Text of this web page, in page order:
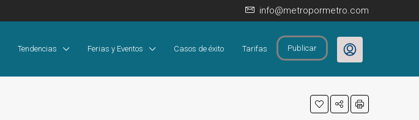
info@metropormetro.com
Tendencias Ferias y Eventos Casos de éxito Tarifas Publicar